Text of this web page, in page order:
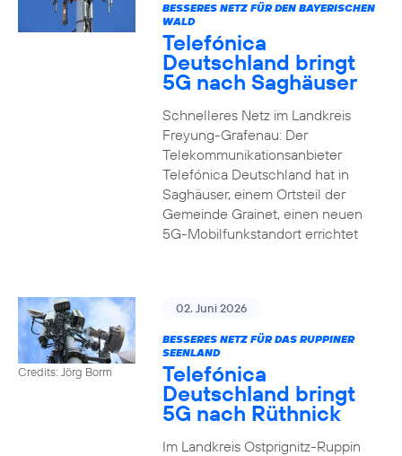
BESSERES NETZ FÜR DEN BAYERISCHEN
WALD
Telefónica
Deutschland bringt
5G nach Saghäuser
Schnelleres Netz im Landkreis
Freyung-Grafenau: Der
Telekommunikationsanbieter
Telefónica Deutschland hat in
Saghäuser, einem Ortsteil der
Gemeinde Grainet, einen neuen
5G-Mobilfunkstandort errichtet
Credits: Jörg Borm
02. Juni 2026
BESSERES NETZ FÜR DAS RUPPINER
SEENLAND
Telefónica
Deutschland bringt
5G nach Rüthnick
Im Landkreis Ostprignitz-Ruppin